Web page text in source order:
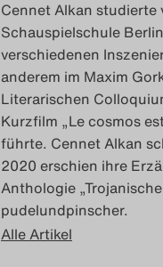
Cennet Alkan studierte
Schauspielschule
verschiedenen
anderem im Maxim
Literarischen
Kurzfilm „Le cosmos
führte. Cennet Alkan
2020 erschien ihre
Anthologie
pudelundpinscher.
Alle Artikel